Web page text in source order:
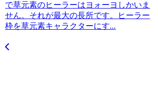
で草元素のヒーラーはヨォーヨしかいま
せん。それが最大の長所です。ヒーラー
枠を草元素キャラクターにす...